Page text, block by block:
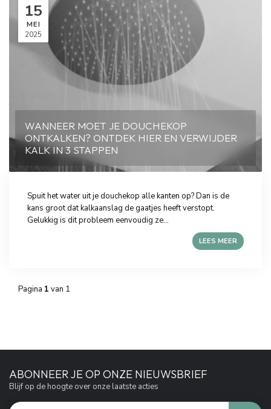
15
MEI
2025
WANNEER MOET JE DOUCHEKOP
ONTKALKEN? ONTDEK HIER EN VERWIJDER
KALK IN 3 STAPPEN
Spuit het water uit je douchekop alle kanten op? Dan is de
kans groot dat kalkaanslag de gaatjes heeft verstopt.
Gelukkig is dit probleem eenvoudig ze...
LEES MEER
Pagina 1 van 1
ABONNEER JE OP ONZE NIEUWSBRIEF
Blijf op de hoogte over onze laatste acties